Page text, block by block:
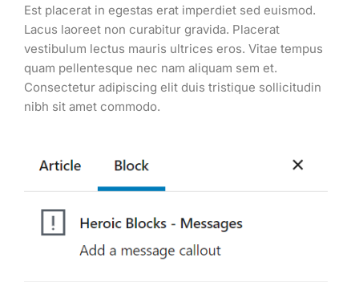
Est placerat in egestas erat imperdiet sed euismod.
Lacus laoreet non curabitur gravida. Placerat
vestibulum lectus mauris ultrices eros. Vitae tempus
quam pellentesque nec nam aliquam sem et.
Consectetur adipiscing elit duis tristique sollicitudin
nibh sit amet commodo.